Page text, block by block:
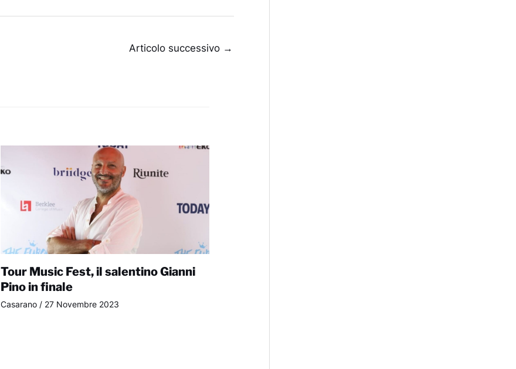
Articolo successivo →
Tour Music Fest, il salentino Gianni
Pino in finale
Casarano / 27 Novembre 2023